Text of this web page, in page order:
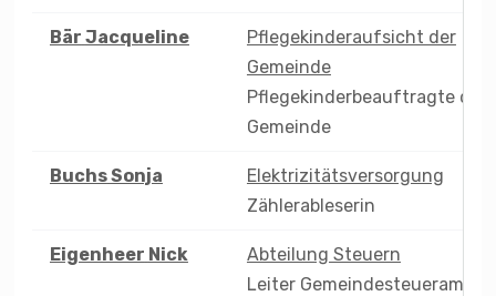
Bär Jacqueline
Pflegekinderaufsicht der
Gemeinde
Pflegekinderbeauftragte der
Gemeinde
BuchsSonja
Elektrizitätsversorgung
Zählerableserin
Eigenheer Nick
Abteilung Steuern
Leiter Gemeindesteueramt